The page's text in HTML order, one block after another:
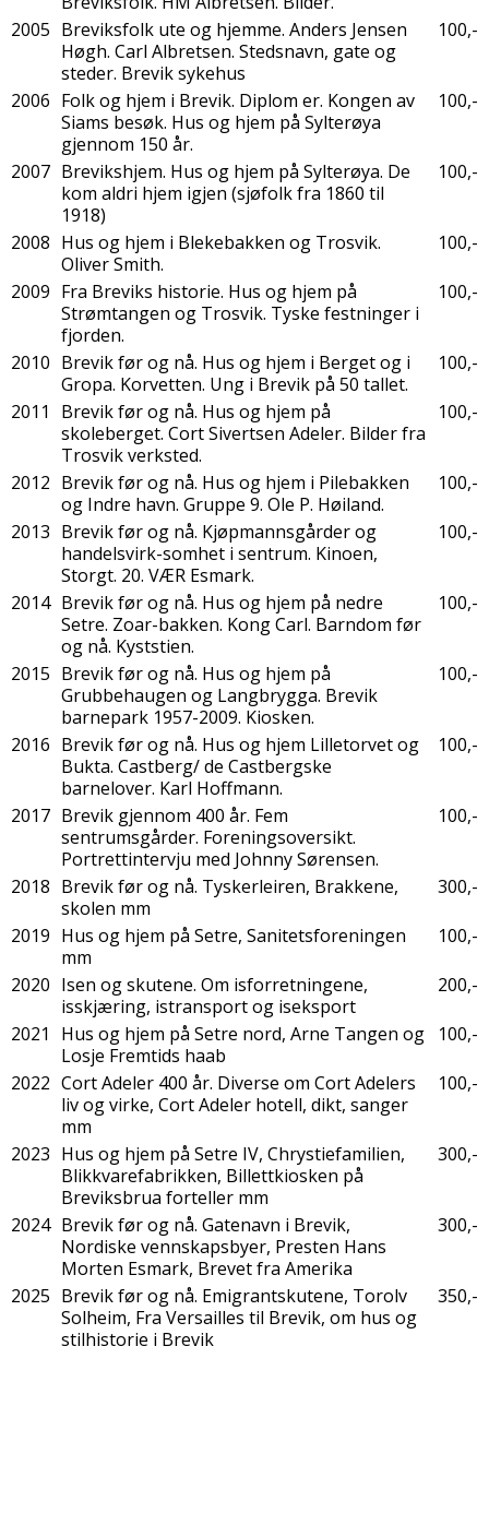
2005 Breviksfolk ute og hjemme. Anders Jensen
Høgh. Carl Albretsen. Stedsnavn, gate og
steder. Brevik sykehus
100,-
2006 Folk og hjem i Brevik. Diplom er. Kongen av
Siams besøk. Hus og hjem på Sylterøya
gjennom 150 år.
100,-
2007 Brevikshjem. Hus og hjem på Sylterøya. De
kom aldri hjem igjen (sjøfolk fra 1860 til
1918)
100,-
2008 Hus og hjem i Blekebakken og Trosvik.
Oliver Smith.
100,-
2009 Fra Breviks historie. Hus og hjem på
Strømtangen og Trosvik. Tyske festninger i
fjorden.
100,-
2010 Brevik før og nå. Hus og hjem i Berget og i
Gropa. Korvetten. Ung i Brevik på 50 tallet.
100,-
2011
Brevik før og nå. Hus og hjem på
skoleberget. Cort Sivertsen Adeler. Bilder fra
Trosvik verksted.
100,-
2012 Brevik før og nå. Hus og hjem i Pilebakken
og Indre havn. Gruppe 9. Ole P. Høiland.
100,-
2013 Brevik før og nå. Kjøpmannsgårder og
handelsvirk-somhet i sentrum. Kinoen,
Storgt. 20. VÆR Esmark.
100,-
2014 Brevik før og nå. Hus og hjem på nedre
Setre. Zoar-bakken. Kong Carl. Barndom før
og nå. Kyststien.
100,-
2015 Brevik før og nå. Hus og hjem på
Grubbehaugen og Langbrygga. Brevik
barnepark 1957-2009. Kiosken.
100,-
2016 Brevik før og nå. Hus og hjem Lilletorvet og
Bukta. Castberg/ de Castbergske
barnelover. Karl Hoffmann.
100,-
2017 Brevik gjennom 400 år. Fem
sentrumsgårder. Foreningsoversikt.
Portrettintervju med Johnny Sørensen.
100,-
2018 Brevik før og nå. Tyskerleiren, Brakkene,
skolen mm
300,-
2019 Hus og hjem på Setre, Sanitetsforeningen
mm
100,-
2020 Isen og skutene. Om isforretningene,
isskjæring, istransport og iseksport
200,-
2021
Hus og hjem på Setre nord, Arne Tangen og
Losje Fremtids haab
100,-
2022 Cort Adeler 400 år. Diverse om Cort Adelers
liv og virke, Cort Adeler hotell, dikt, sanger
mm
100,-
2023 Hus og hjem på Setre IV, Chrystiefamilien,
Blikkvarefabrikken, Billettkiosken på
Breviksbrua forteller mm
300,-
2024 Brevik før og nå. Gatenavn i Brevik,
Nordiske vennskapsbyer, Presten Hans
Morten Esmark, Brevet fra Amerika
300,-
2025 Brevik før og nå. Emigrantskutene, Torolv
Solheim, Fra Versailles til Brevik, om hus og
stilhistorie i Brevik
350,-